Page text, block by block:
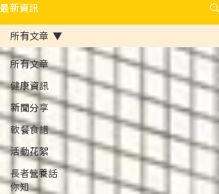
最新資訊
所有文章
健康資訊
新聞分享
軟餐食譜
活動花絮
長者營養話
你知
所有文章